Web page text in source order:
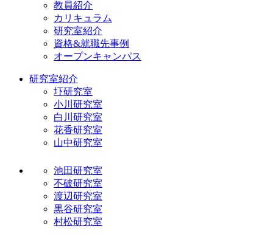
教員紹介
カリキュラム
研究室紹介
資格&就職先事例
オープンキャンパス
研究室紹介
圷研究室
小川研究室
白川研究室
花香研究室
山中研究室
池田研究室
不破研究室
渡辺研究室
黒谷研究室
村松研究室